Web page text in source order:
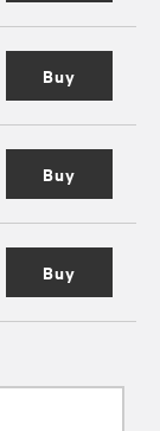
Buy
Buy
Buy